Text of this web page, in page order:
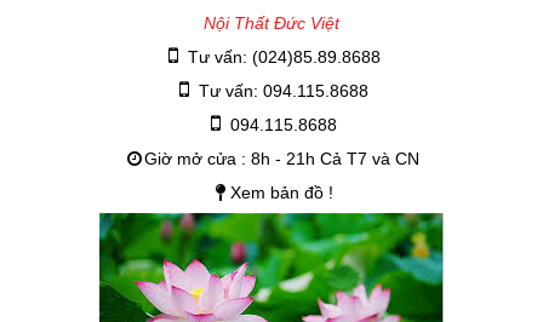
Nội Thất Đức Việt
Tư vấn: (024)85.89.8688
Tư vấn: 094.115.8688
094.115.8688
Giờ mở cửa : 8h - 21h Cả T7 và CN
Xem bản đồ !